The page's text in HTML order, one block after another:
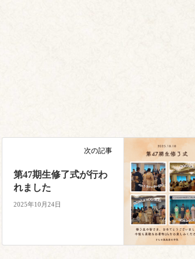
次の記事
第47期生修了式が行わ
れました
2025年10月24日